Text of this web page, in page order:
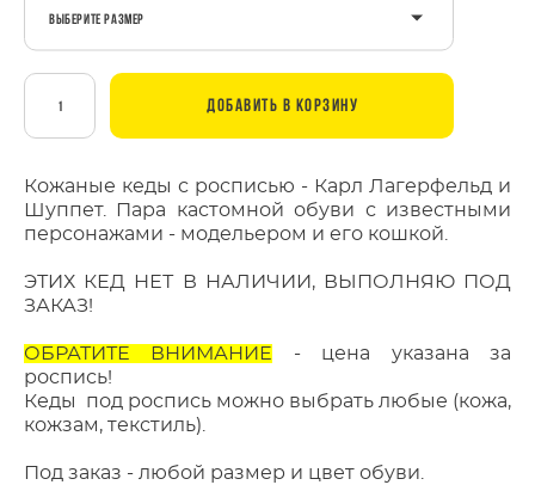
Выберите Размер
ДОБАВИТЬ В КОРЗИНУ
Кожаные кеды с росписью - Карл Лагерфельд и
Шуппет. Пара кастомной обуви с известными
персонажами - модельером и его кошкой.
ЭТИХ КЕД НЕТ В НАЛИЧИИ, ВЫПОЛНЯЮ ПОД
ЗАКАЗ!
ОБРАТИТЕ ВНИМАНИЕ - цена указана за
роспись!
Кеды под роспись можно выбрать любые (кожа,
кожзам, текстиль).
Под заказ - любой размер и цвет обуви.